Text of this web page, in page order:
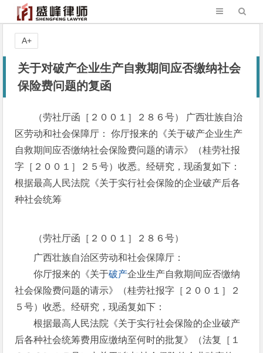
关于对破产企业生产自救期间应否缴纳社会
保险费问题的复函
（劳社厅函［２００１］２８６号） 广西壮族自治
区劳动和社会保障厅： 你厅报来的《关于破产企业生产
自救期间应否缴纳社会保险费问题的请示》（桂劳社报
字［２００１］２５号）收悉。经研究，现函复如下：
根据最高人民法院《关于实行社会保险的企业破产后各
种社会统筹
（劳社厅函［２００１］２８６号）
广西壮族自治区劳动和社会保障厅：
你厅报来的《关于破产企业生产自救期间应否缴纳
社会保险费问题的请示》（桂劳社报字［２００１］２
５号）收悉。经研究，现函复如下：
根据最高人民法院《关于实行社会保险的企业破产
后各种社会统筹费用应缴纳至何时的批复》（法复［１
A+